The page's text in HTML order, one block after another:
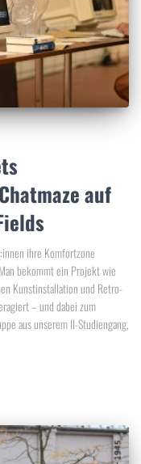
auf
ihre Komfortzone
bekommt ein Projekt wie
Kunstinstallation und Retro-
– und dabei zum
aus unserem II-Studiengang,